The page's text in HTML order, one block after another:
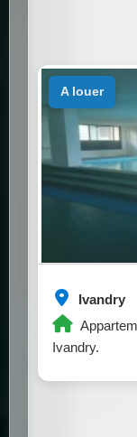
Ivandry
Ivandry.
a louer